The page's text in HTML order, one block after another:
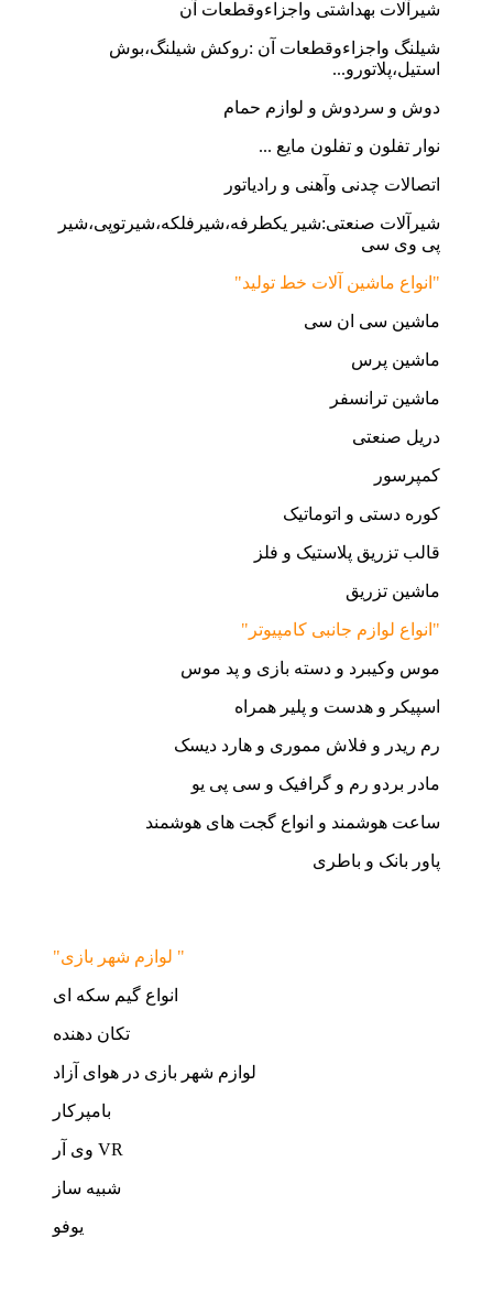
شیرآلات بهداشتی واجزاءوقطعات آن
شیلنگ واجزاءوقطعات آن :روکش شیلنگ،بوش
استیل،پلاتورو...
دوش و سردوش و لوازم حمام
نوار تفلون و تفلون مایع ...
اتصالات چدنی وآهنی و رادیاتور
شیرآلات صنعتی:شیر یکطرفه،شیرفلکه،شیرتوپی،شیر
پی وی سی
"انواع ماشین آلات خط تولید"
ماشین سی ان سی
ماشین پرس
ماشین ترانسفر
دریل صنعتی
کمپرسور
کوره دستی و اتوماتیک
قالب تزریق پلاستیک و فلز
ماشین تزریق
"انواع لوازم جانبی کامپیوتر"
موس وکیبرد و دسته بازی و پد موس
اسپیکر و هدست و پلیر همراه
رم ریدر و فلاش مموری و هارد دیسک
مادر بردو رم و گرافیک و سی پی یو
ساعت هوشمند و انواع گجت های هوشمند
پاور بانک و باطری
"لوازم شهر بازی "
انواع گیم سکه ای
تکان دهنده
لوازم شهر بازی در هوای آزاد
بامپرکار
وی آر VR
شبیه ساز
یوفو